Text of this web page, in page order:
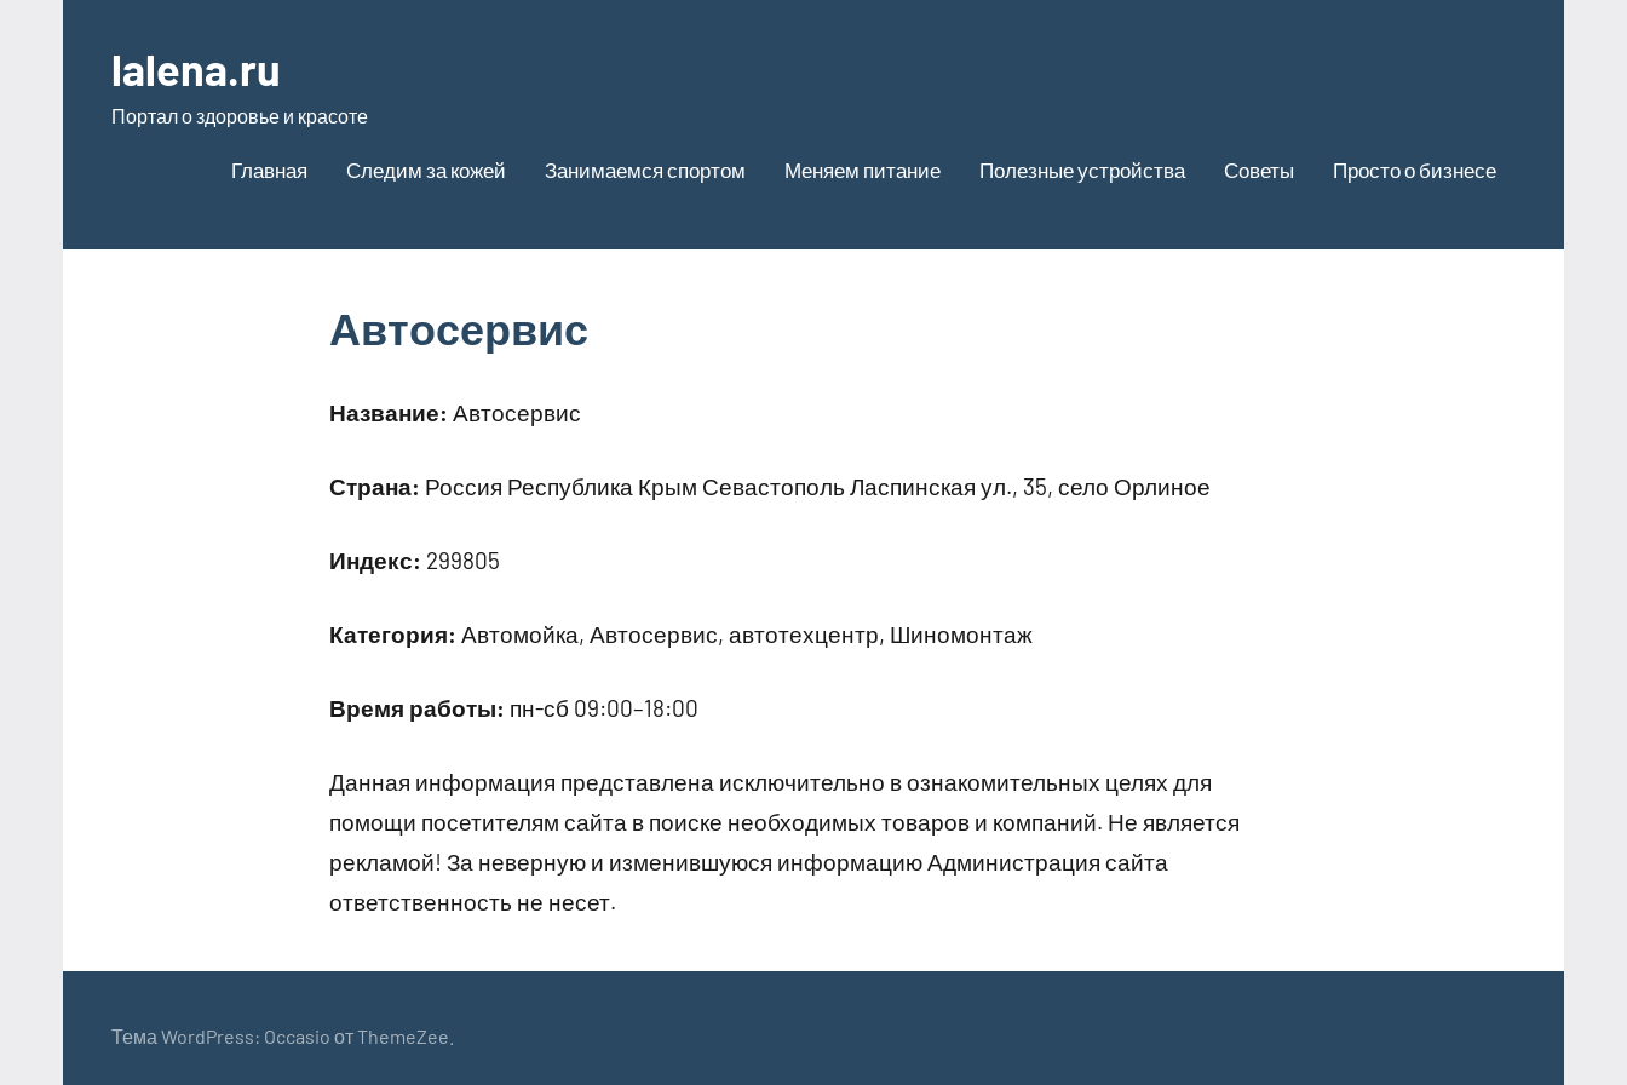
содержимому
lalena.ru
Портал о здоровье и красоте
Главная Следим за кожей Занимаемся спортом Меняем питание Полезные устройства Советы Просто о бизнесе
Автосервис
Название: Автосервис
Страна: Россия Республика Крым Севастополь Ласпинская ул., 35, село Орлиное
Индекс: 299805
Категория: Автомойка, Автосервис, автотехцентр, Шиномонтаж
Время работы: пн-сб 09:00–18:00
Данная информация представлена исключительно в ознакомительных целях для
помощи посетителям сайта в поиске необходимых товаров и компаний. Не является
рекламой! За неверную и изменившуюся информацию Администрация сайта
ответственность не несет.
Тема WordPress: Occasio от ThemeZee.